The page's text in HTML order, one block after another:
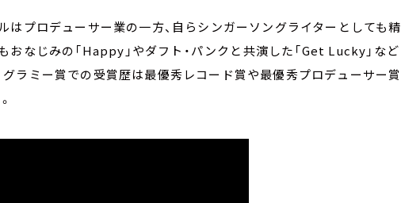
はプロデューサー業の一方、自らシンガーソングライターとしても精
おなじみの「Happy」やダフト・パンクと共演した「Get Lucky」など
ラミー賞での受賞歴は最優秀レコード賞や最優秀プロデューサー賞